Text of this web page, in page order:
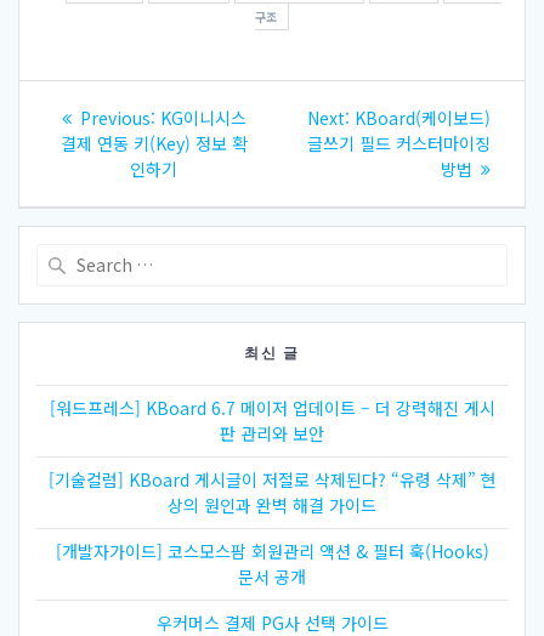
구조
비
게
이
Previous: Previous
post:
KG이니시스
결제 연동 키(Key) 정보 확
인하기
Next: Next
post:
KBoard(케이보드)
글쓰기 필드 커스터마이징
방법
최신 글
[워드프레스] KBoard 6.7 메이저 업데이트 – 더 강력해진 게시
판 관리와 보안
[기술컬럼] KBoard 게시글이 저절로 삭제된다? “유령 삭제” 현
상의 원인과 완벽 해결 가이드
[개발자가이드] 코스모스팜 회원관리 액션 & 필터 훅(Hooks)
문서 공개
우커머스 결제 PG사 선택 가이드